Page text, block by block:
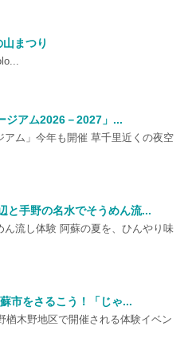
まつり
ジアム2026－2027」...
ム」今年も開催 草千里近くの夜空
と手野の名水でそうめん流...
ん流し体験 阿蘇の夏を、ひんやり味
市をさるこう！「じゃ...
楢木野地区で開催される体験イベン